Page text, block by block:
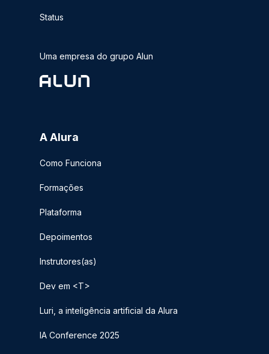
Status
Uma empresa do grupo Alun
A Alura
Como Funciona
Formações
Plataforma
Depoimentos
Instrutores(as)
Dev em <T>
Luri, a inteligência artificial da Alura
IA Conference 2025